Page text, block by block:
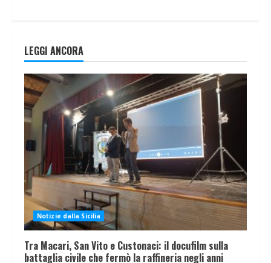
LEGGI ANCORA
Notizie dalla Sicilia
Tra Macari, San Vito e Custonaci: il docufilm sulla
battaglia civile che fermò la raffineria negli anni